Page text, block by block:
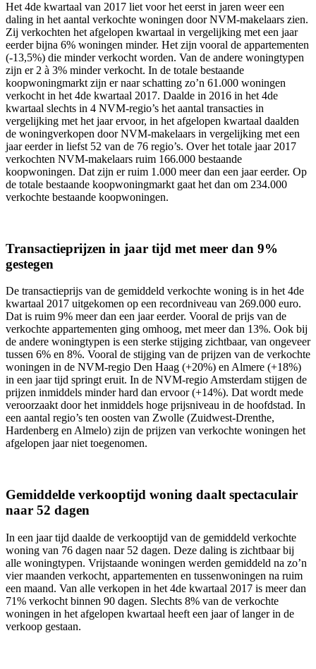
Het 4de kwartaal van 2017 liet voor het eerst in jaren weer een
daling in het aantal verkochte woningen door NVM-makelaars zien.
Zij verkochten het afgelopen kwartaal in vergelijking met een jaar
eerder bijna 6% woningen minder. Het zijn vooral de appartementen
(-13,5%) die minder verkocht worden. Van de andere woningtypen
zijn er 2 à 3% minder verkocht. In de totale bestaande
koopwoningmarkt zijn er naar schatting zo’n 61.000 woningen
verkocht in het 4de kwartaal 2017. Daalde in 2016 in het 4de
kwartaal slechts in 4 NVM-regio’s het aantal transacties in
vergelijking met het jaar ervoor, in het afgelopen kwartaal daalden
de woningverkopen door NVM-makelaars in vergelijking met een
jaar eerder in liefst 52 van de 76 regio’s. Over het totale jaar 2017
verkochten NVM-makelaars ruim 166.000 bestaande
koopwoningen. Dat zijn er ruim 1.000 meer dan een jaar eerder. Op
de totale bestaande koopwoningmarkt gaat het dan om 234.000
verkochte bestaande koopwoningen.
Transactieprijzen in jaar tijd met meer dan 9%
gestegen
De transactieprijs van de gemiddeld verkochte woning is in het 4de
kwartaal 2017 uitgekomen op een recordniveau van 269.000 euro.
Dat is ruim 9% meer dan een jaar eerder. Vooral de prijs van de
verkochte appartementen ging omhoog, met meer dan 13%. Ook bij
de andere woningtypen is een sterke stijging zichtbaar, van ongeveer
tussen 6% en 8%. Vooral de stijging van de prijzen van de verkochte
woningen in de NVM-regio Den Haag (+20%) en Almere (+18%)
in een jaar tijd springt eruit. In de NVM-regio Amsterdam stijgen de
prijzen inmiddels minder hard dan ervoor (+14%). Dat wordt mede
veroorzaakt door het inmiddels hoge prijsniveau in de hoofdstad. In
een aantal regio’s ten oosten van Zwolle (Zuidwest-Drenthe,
Hardenberg en Almelo) zijn de prijzen van verkochte woningen het
afgelopen jaar niet toegenomen.
Gemiddelde verkooptijd woning daalt spectaculair
naar 52 dagen
In een jaar tijd daalde de verkooptijd van de gemiddeld verkochte
woning van 76 dagen naar 52 dagen. Deze daling is zichtbaar bij
alle woningtypen. Vrijstaande woningen werden gemiddeld na zo’n
vier maanden verkocht, appartementen en tussenwoningen na ruim
een maand. Van alle verkopen in het 4de kwartaal 2017 is meer dan
71% verkocht binnen 90 dagen. Slechts 8% van de verkochte
woningen in het afgelopen kwartaal heeft een jaar of langer in de
verkoop gestaan.